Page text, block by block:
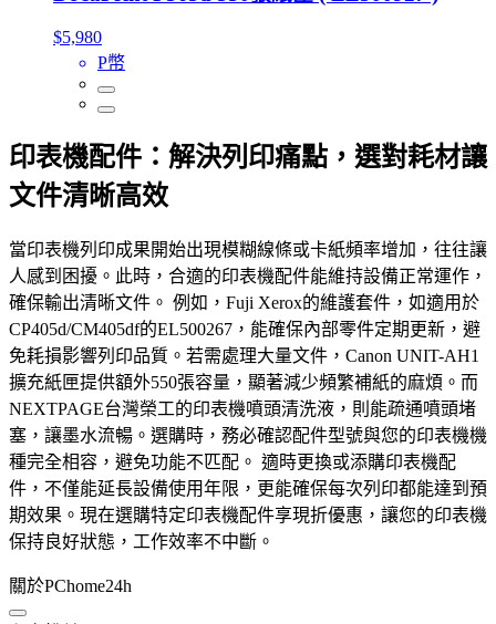
$5,980
P幣
印表機配件：解決列印痛點，選對耗材讓
文件清晰高效
當印表機列印成果開始出現模糊線條或卡紙頻率增加，往往讓
人感到困擾。此時，合適的印表機配件能維持設備正常運作，
確保輸出清晰文件。 例如，Fuji Xerox的維護套件，如適用於
CP405d/CM405df的EL500267，能確保內部零件定期更新，避
免耗損影響列印品質。若需處理大量文件，Canon UNIT-AH1
擴充紙匣提供額外550張容量，顯著減少頻繁補紙的麻煩。而
NEXTPAGE台灣榮工的印表機噴頭清洗液，則能疏通噴頭堵
塞，讓墨水流暢。選購時，務必確認配件型號與您的印表機機
種完全相容，避免功能不匹配。 適時更換或添購印表機配
件，不僅能延長設備使用年限，更能確保每次列印都能達到預
期效果。現在選購特定印表機配件享現折優惠，讓您的印表機
保持良好狀態，工作效率不中斷。
關於PChome24h